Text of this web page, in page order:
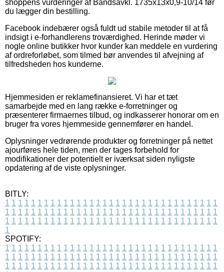
shoppens vurderinger af Båndsavkl. 1735x13x0,9-10/14 før
du lægger din bestilling.
Facebook indebærer også fuldt ud stabile metoder til at få
indsigt i e-forhandlerens troværdighed. Herinde møder vi
nogle online butikker hvor kunder kan meddele en vurdering
af ordreforløbet, som tilmed bør anvendes til afvejning af
tilfredsheden hos kunderne.
Hjemmesiden er reklamefinansieret. Vi har et tæt
samarbejde med en lang række e-forretninger og
præsenterer firmaernes tilbud, og indkasserer honorar om en
bruger fra vores hjemmeside gennemfører en handel.
Oplysninger vedrørende produkter og forretninger på nettet
ajourføres hele tiden, men der tages forbehold for
modifikationer der potentielt er iværksat siden nyligste
opdatering af de viste oplysninger.
BITLY:
1 1 1 1 1 1 1 1 1 1 1 1 1 1 1 1 1 1 1 1 1 1 1 1 1 1 1 1 1 1 1 1 1
1 1 1 1 1 1 1 1 1 1 1 1 1 1 1 1 1 1 1 1 1 1 1 1 1 1 1 1 1 1 1 1 1
1 1 1 1 1 1 1 1 1 1 1 1 1 1 1 1 1 1 1 1 1 1 1 1 1 1 1 1 1 1 1 1 1
1
SPOTIFY:
1 1 1 1 1 1 1 1 1 1 1 1 1 1 1 1 1 1 1 1 1 1 1 1 1 1 1 1 1 1 1 1 1
1 1 1 1 1 1 1 1 1 1 1 1 1 1 1 1 1 1 1 1 1 1 1 1 1 1 1 1 1 1 1 1 1
1 1 1 1 1 1 1 1 1 1 1 1 1 1 1 1 1 1 1 1 1 1 1 1 1 1 1 1 1 1 1 1 1